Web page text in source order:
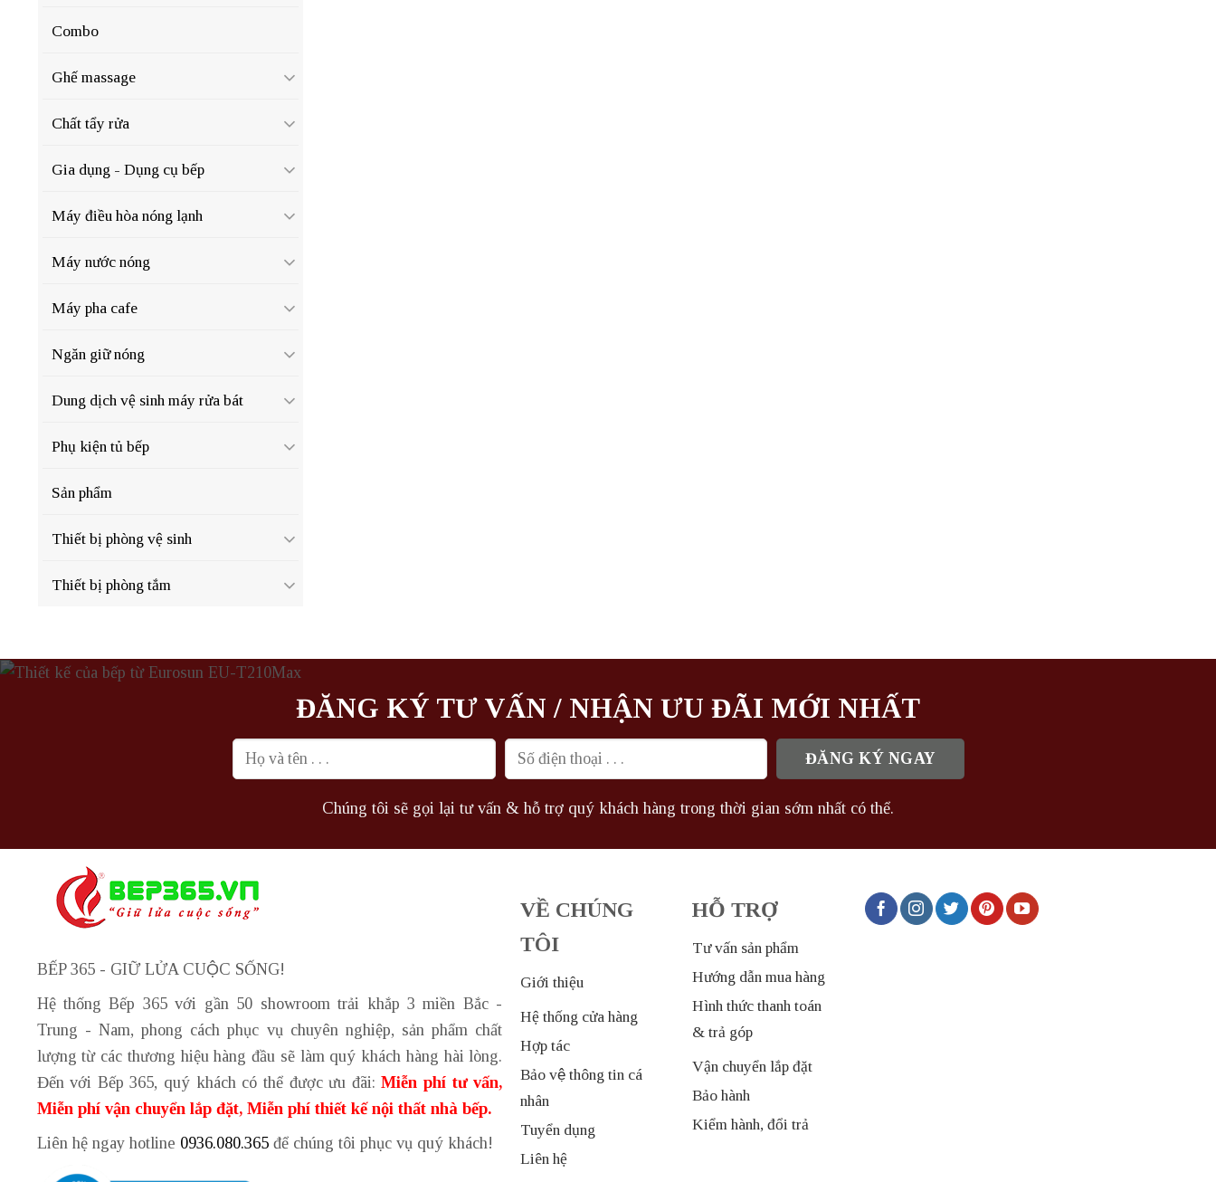
Combo
Ghế massage
Chất tẩy rửa
Gia dụng - Dụng cụ bếp
Máy điều hòa nóng lạnh
Máy nước nóng
Máy pha cafe
Ngăn giữ nóng
Dung dịch vệ sinh máy rửa bát
Phụ kiện tủ bếp
Sản phẩm
Thiết bị phòng vệ sinh
Thiết bị phòng tắm
ĐĂNG KÝ TƯ VẤN / NHẬN ƯU ĐÃI MỚI NHẤT
Chúng tôi sẽ gọi lại tư vấn & hỗ trợ quý khách hàng trong thời gian sớm nhất có thể.
BẾP 365 - GIỮ LỬA CUỘC SỐNG!
Hệ thống Bếp 365 với gần 50 showroom trải khắp 3 miền Bắc -
Trung - Nam, phong cách phục vụ chuyên nghiệp, sản phẩm chất
lượng từ các thương hiệu hàng đầu sẽ làm quý khách hàng hài lòng.
Đến với Bếp 365, quý khách có thể được ưu đãi:Miễn phí tư vấn,
Miễn phí vận chuyển lắp đặt, Miễn phí thiết kế nội thất nhà bếp.
Liên hệ ngay hotline 0936.080.365 để chúng tôi phục vụ quý khách!
VỀ CHÚNG
TÔI
Giới thiệu
Hệ thống cửa hàng
Hợp tác
Bảo vệ thông tin cá
nhân
Tuyển dụng
Liên hệ
HỖ TRỢ
Tư vấn sản phẩm
Hướng dẫn mua hàng
Hình thức thanh toán
& trả góp
Vận chuyển lắp đặt
Bảo hành
Kiểm hành, đổi trả